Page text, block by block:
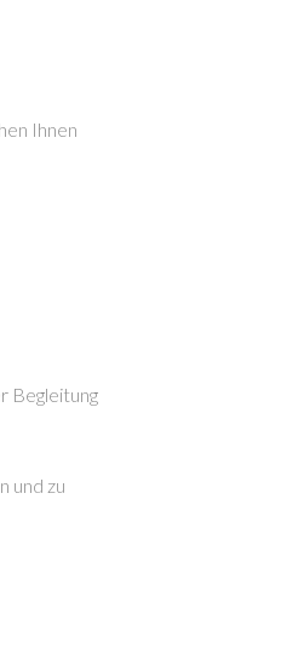
Ihnen
Begleitung
und zu